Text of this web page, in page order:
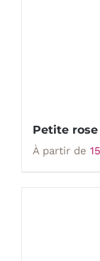
Petite
À partir de